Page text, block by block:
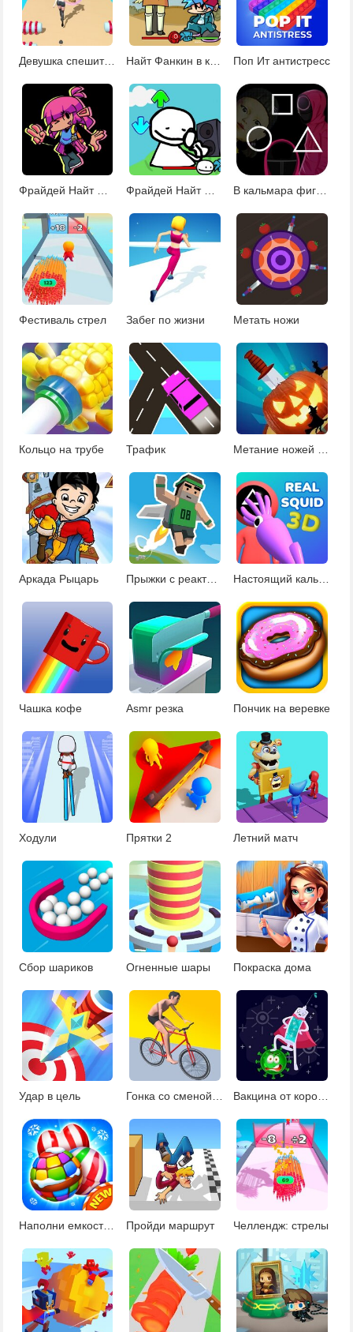
Девушка спешит за нарядами Найт Фанкин в кальмара Поп Ит антистресс
В кальмара фигуры
Фестиваль стрел Забег по жизни Метать ножи
Кольцо на трубе Трафик
Аркада Рыцарь Прыжки с реактивным ранцем Настоящий кальмар 3Д
Чашка кофе Asmr резка Пончик на веревке
Ходули Прятки 2 Летний матч
Сбор шариков Огненные шары Покраска дома
Удар в цель Гонка со сменой транспорта Вакцина от коронавируса
Наполни емкость конфетами Пройди маршрут Челлендж: стрелы